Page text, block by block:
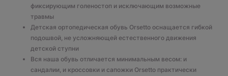
фиксирующим голеностоп и исключающим возможные
травмы
Детская ортопедическая обувь Orsetto оснащается гибкой
подошвой, не усложняющей естественного движения
детской ступни
Вся наша обувь отличается минимальным весом: и
сандалии, и кроссовки и сапожки Orsetto практически